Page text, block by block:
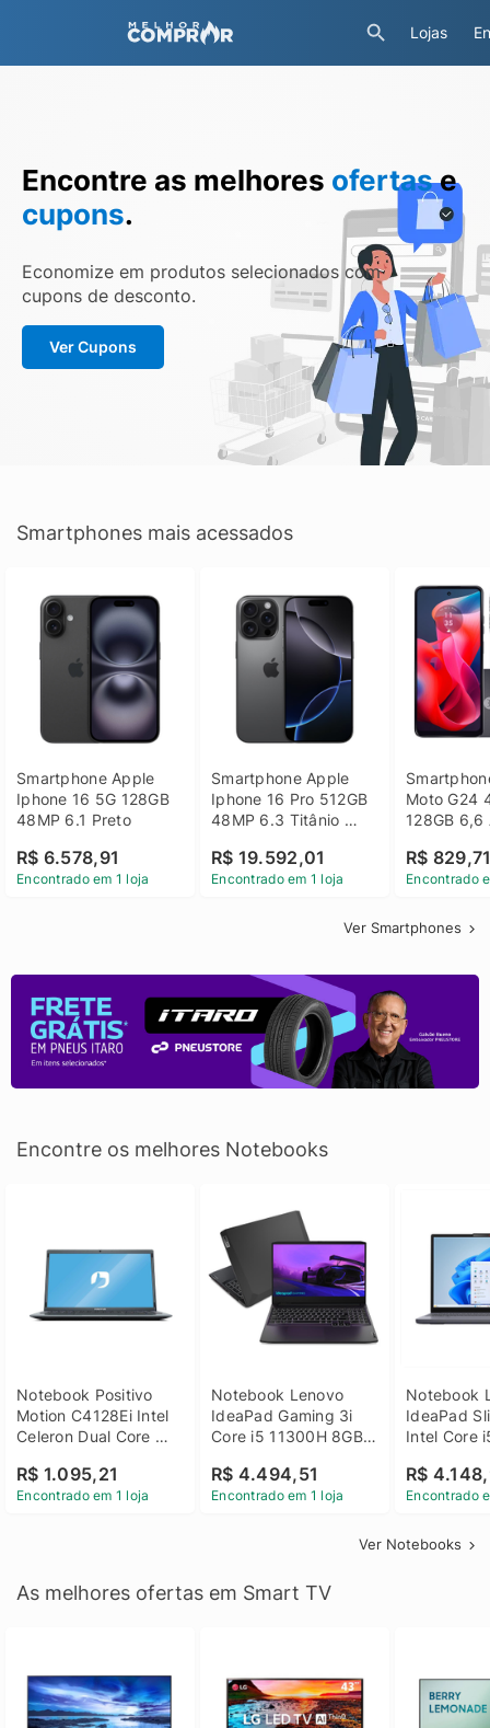
Lojas
Encontre as melhores ofertase
cupons.
Economize em produtos selecionados com
cupons de desconto.
Ver Cupons
Smartphones mais acessados
Smartphone Apple
Iphone 16 5G 128GB
48MP 6.1 Preto
R$ 6.578,91
Encontrado em 1 loja
Smartphone Apple
Iphone 16 Pro 512GB
48MP 6.3 Titânio
R$ 19.592,01
Encontrado em 1 loja
Moto G24
128GB 6,6
R$
Encontrado
Ver Smartphones
Encontre os melhores Notebooks
Notebook Positivo
Motion C4128Ei Intel
Celeron Dual Core
Linux 14 - 3002181
R$ 1.095,21
Encontrado em 1 loja
Notebook Lenovo
IdeaPad Gaming 3i
Core i5 11300H 8GB
GTX 1650 4GB 15.6
FHD Linux - Preto
R$ 4.494,51
Encontrado em 1 loja
Notebook
IdeaPad
Intel Core
SSD Win
R$
Encontrado
Ver Notebooks
As melhores ofertas em Smart TV